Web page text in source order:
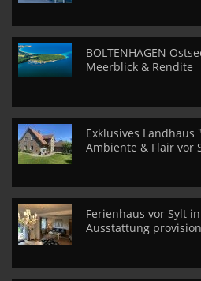
BOLTENHAGEN
Meerblick & Rendite
Exklusives Landhaus
Ambiente & Flair vor
Ferienhaus vor Sylt
Ausstattung